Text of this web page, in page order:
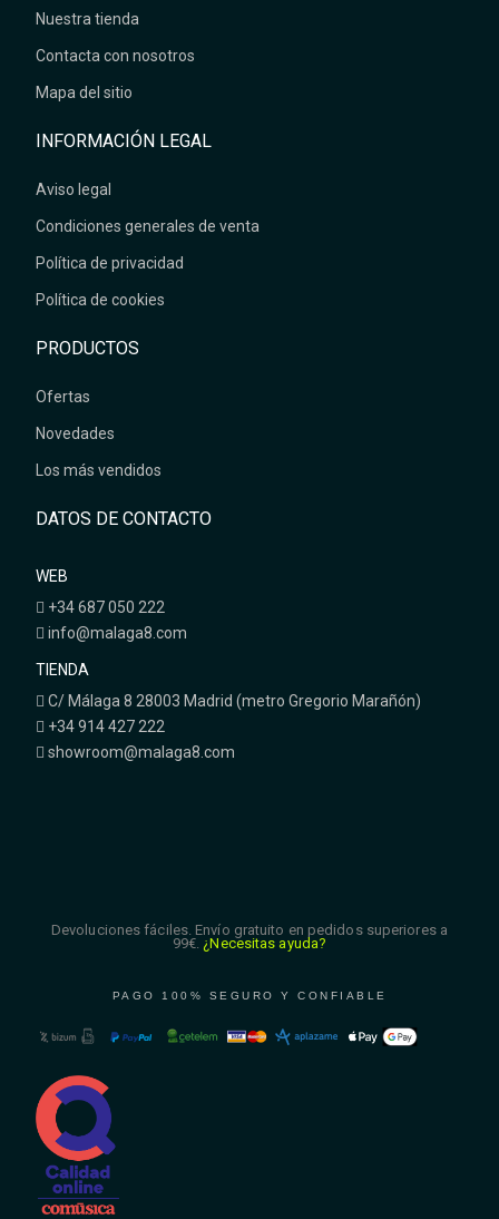
Nuestra tienda
Contacta con nosotros
Mapa del sitio
INFORMACIÓN LEGAL
Aviso legal
Condiciones generales de venta
Política de privacidad
Política de cookies
PRODUCTOS
Ofertas
Novedades
Los más vendidos
DATOS DE CONTACTO
WEB
+34 687 050 222
info@malaga8.com
TIENDA
C/ Málaga 8 28003 Madrid (metro Gregorio Marañón)
+34 914 427 222
showroom@malaga8.com
Devoluciones fáciles. Envío gratuito en pedidos superiores a
99€. ¿Necesitas ayuda?
PAGO 100% SEGURO Y CONFIABLE